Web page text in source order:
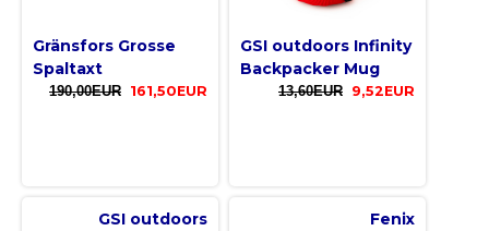
Gränsfors Grosse
Spaltaxt
190,00EUR 161,50EUR
GSI outdoors Infinity
Backpacker Mug
13,60EUR 9,52EUR
GSI outdoors Fenix